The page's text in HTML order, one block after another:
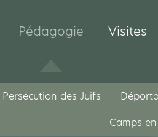
Pédagogie Visites
Persécution des Juifs
Camps